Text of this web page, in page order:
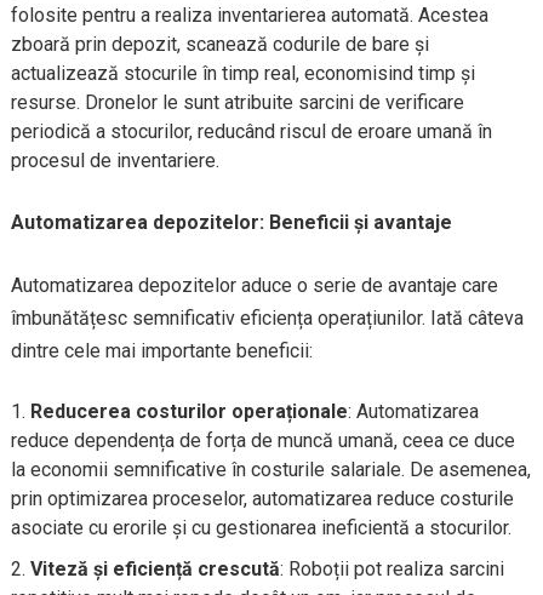
folosite pentru a realiza inventarierea automată. Acestea
zboară prin depozit, scanează codurile de bare și
actualizează stocurile în timp real, economisind timp și
resurse. Dronelor le sunt atribuite sarcini de verificare
periodică a stocurilor, reducând riscul de eroare umană în
procesul de inventariere.
Automatizarea depozitelor: Beneficii și avantaje
Automatizarea depozitelor aduce o serie de avantaje care
îmbunătățesc semnificativ eficiența operațiunilor. Iată câteva
dintre cele mai importante beneficii:
Reducerea costurilor operaționale: Automatizarea
reduce dependența de forța de muncă umană, ceea ce duce
la economii semnificative în costurile salariale. De asemenea,
prin optimizarea proceselor, automatizarea reduce costurile
asociate cu erorile și cu gestionarea ineficientă a stocurilor.
Viteză și eficiență crescută: Roboții pot realiza sarcini